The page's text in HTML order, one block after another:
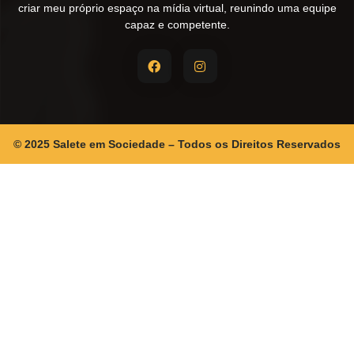
criar meu próprio espaço na mídia virtual, reunindo uma equipe
capaz e competente.
© 2025 Salete em Sociedade – Todos os Direitos Reservados